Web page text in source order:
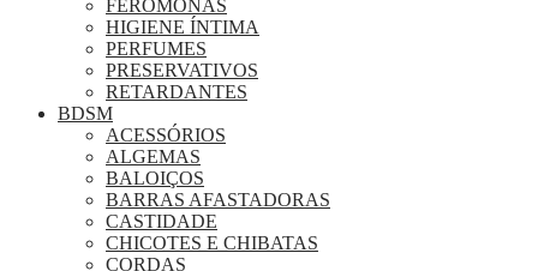
FEROMONAS
HIGIENE ÍNTIMA
PERFUMES
PRESERVATIVOS
RETARDANTES
BDSM
ACESSÓRIOS
ALGEMAS
BALOIÇOS
BARRAS AFASTADORAS
CASTIDADE
CHICOTES E CHIBATAS
CORDAS